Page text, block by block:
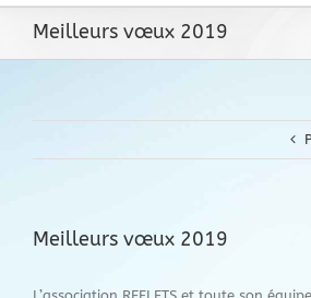
Meilleurs vœux 2019
Meilleurs vœux 2019